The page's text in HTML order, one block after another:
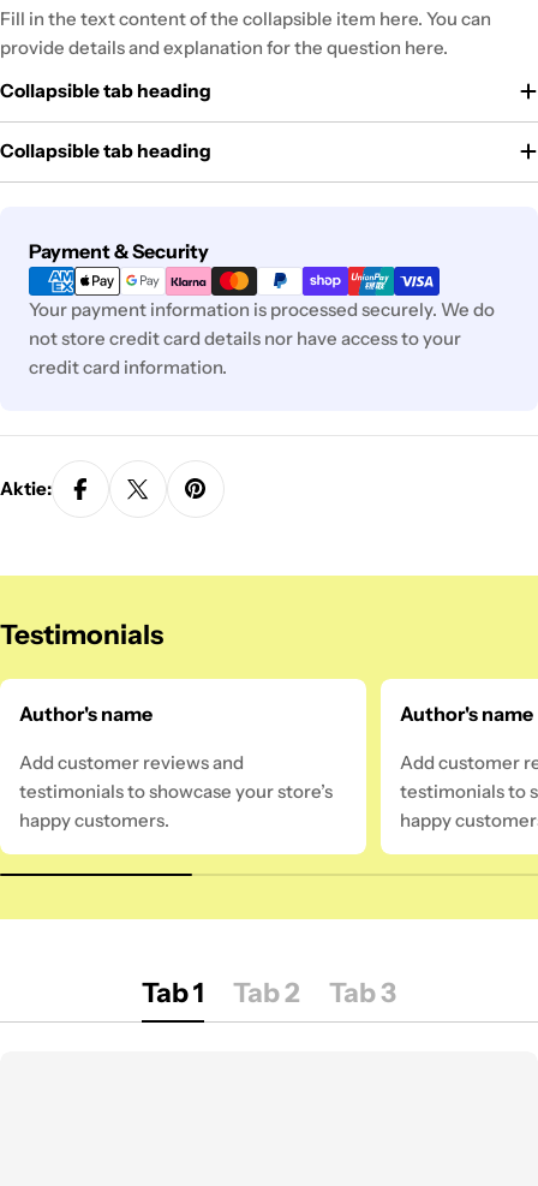
Fill in the text content of the collapsible item here. You can
provide details and explanation for the question here.
Collapsible tab heading
Collapsible tab heading
Payment & Security
Zahlungsmethoden
Your payment information is processed securely. We do
not store credit card details nor have access to your
credit card information.
Aktie:
Testimonials
Author's name
Add customer reviews and
testimonials to showcase your store’s
happy customers.
Author's name
Add customer
testimonials to
happy
Tab 1 Tab 2 Tab 3